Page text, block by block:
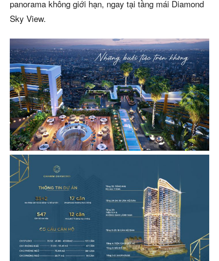
panorama không giới hạn, ngay tại tầng mái Diamond
Sky View.